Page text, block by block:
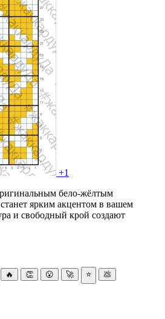
+1
бело-жёлтым
ярким акцентом в вашем
и свободный крой создают
🔥 👏 😮 🚀 ⭐ 💩